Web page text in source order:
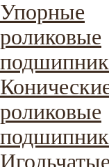
Упорные
роликовые
роликовые
Игольчатые